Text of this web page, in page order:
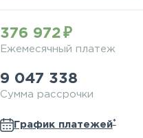
376 972
Ежемесячный платеж
9 047 338
Сумма рассрочки
График платежей*